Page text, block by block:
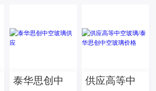
泰华思创中
供应高等中